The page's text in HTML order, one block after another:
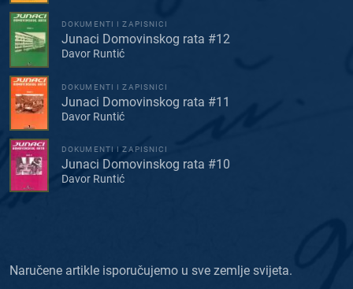
DOKUMENTI I ZAPISNICI
Junaci Domovinskog rata #12
Davor Runtić
DOKUMENTI I ZAPISNICI
Junaci Domovinskog rata #11
Davor Runtić
DOKUMENTI I ZAPISNICI
Junaci Domovinskog rata #10
Davor Runtić
Naručene artikle isporučujemo u sve zemlje svijeta.